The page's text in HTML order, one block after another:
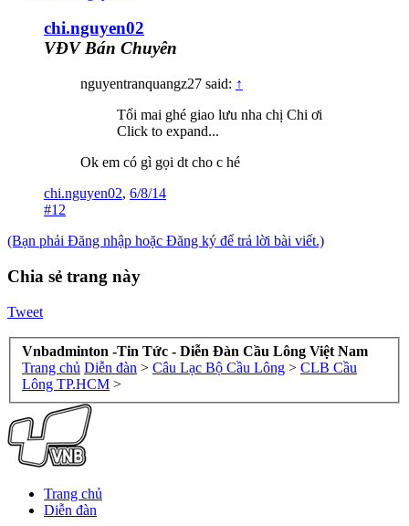
chi.nguyen02
VĐV Bán Chuyên
nguyentranquangz27 said: ↑
Tối mai ghé giao lưu nha chị Chi ơi
Click to expand...
Ok em có gì gọi dt cho c hé
chi.nguyen02, 6/8/14
#12
(Bạn phải Đăng nhập hoặc Đăng ký để trả lời bài viết.)
Chia sẻ trang này
Tweet
Vnbadminton -Tin Tức - Diễn Đàn Cầu Lông Việt Nam
Trang chủ Diễn đàn > Câu Lạc Bộ Cầu Lông > CLB Cầu
Lông TP.HCM >
Trang chủ
Diễn đàn